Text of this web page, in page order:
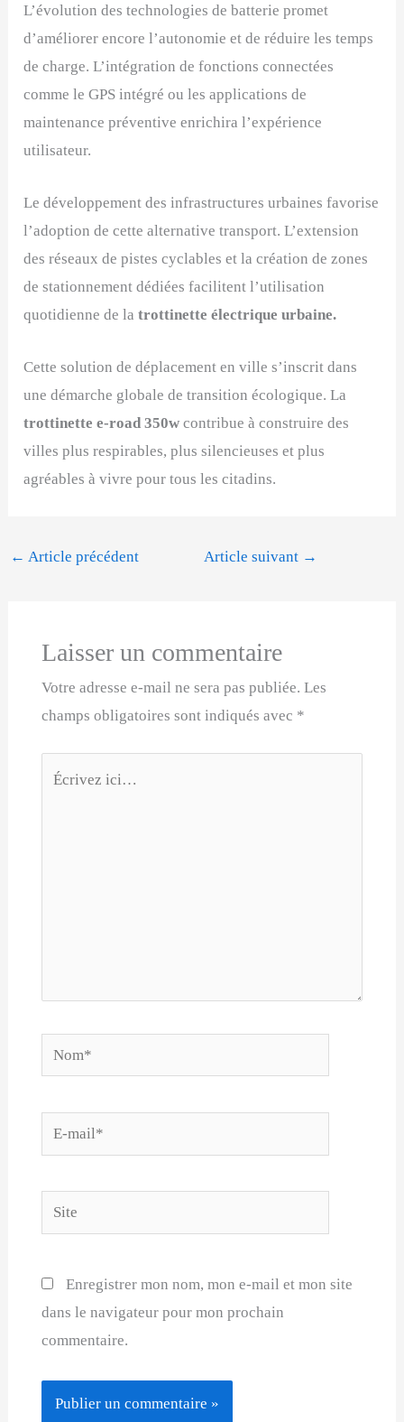
L’évolution des technologies de batterie promet
d’améliorer encore l’autonomie et de réduire les temps
de charge. L’intégration de fonctions connectées
comme le GPS intégré ou les applications de
maintenance préventive enrichira l’expérience
utilisateur.
Le développement des infrastructures urbaines favorise
l’adoption de cette alternative transport. L’extension
des réseaux de pistes cyclables et la création de zones
de stationnement dédiées facilitent l’utilisation
quotidienne de latrottinette électrique urbaine.
Cette solution de déplacement en ville s’inscrit dans
une démarche globale de transition écologique. La
trottinette e-road 350w contribue à construire des
villes plus respirables, plus silencieuses et plus
agréables à vivre pour tous les citadins.
← Article précédent Article suivant →
Laisser un commentaire
Votre adresse e-mail ne sera pas publiée. Les
champs obligatoires sont indiqués avec *
Nom*
E-
mail*
Site
Enregistrer mon nom, mon e-mail et mon site
dans le navigateur pour mon prochain
commentaire.